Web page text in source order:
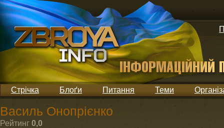
Стрічка Блоґи Питання Теми
Василь Онопрієнко
Рейтинг 0,0